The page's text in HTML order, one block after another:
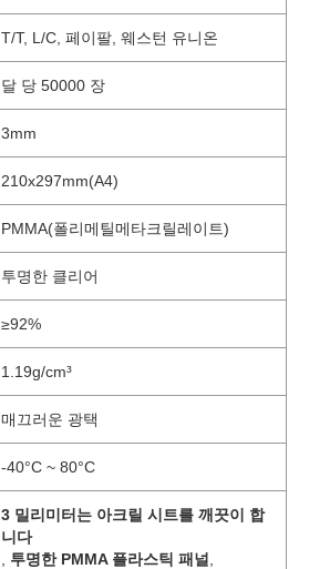
T/T, L/C, 페이팔, 웨스턴 유니온
달 당 50000 장
3mm
210x297mm(A4)
PMMA(폴리메틸메타크릴레이트)
투명한 클리어
≥92%
1.19g/cm³
매끄러운 광택
-40°C ~ 80°C
3 밀리미터는 아크릴 시트를 깨끗이 합
니다
투명한 PMMA 플라스틱 패널